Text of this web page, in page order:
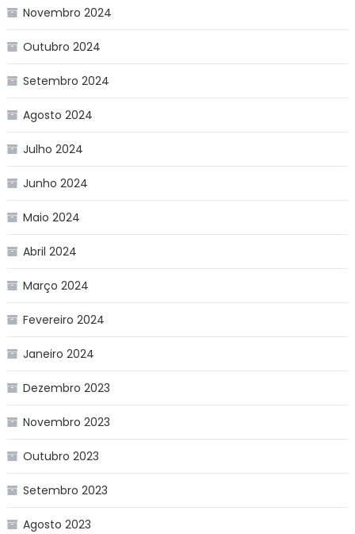
Novembro 2024
Outubro 2024
Setembro 2024
Agosto 2024
Julho 2024
Junho 2024
Maio 2024
Abril 2024
Março 2024
Fevereiro 2024
Janeiro 2024
Dezembro 2023
Novembro 2023
Outubro 2023
Setembro 2023
Agosto 2023